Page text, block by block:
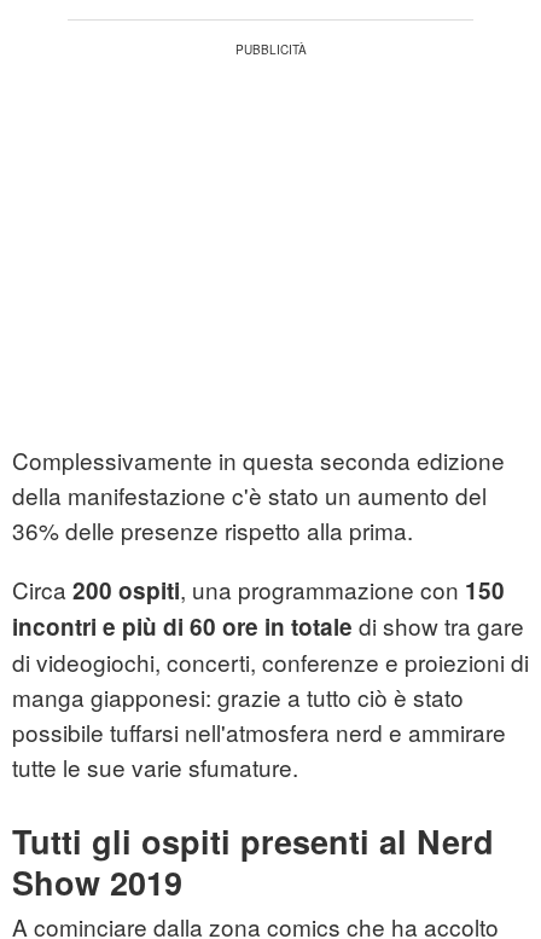
Complessivamente in questa seconda edizione
della manifestazione c'è stato un aumento del
36% delle presenze rispetto alla prima.
Circa 200 ospiti, una programmazione con 150
incontri e più di 60 ore in totale di show tra gare
di videogiochi, concerti, conferenze e proiezioni di
manga giapponesi: grazie a tutto ciò è stato
possibile tuffarsi nell'atmosfera nerd e ammirare
tutte le sue varie sfumature.
Tutti gli ospiti presenti al Nerd
Show 2019
A cominciare dalla zona comics che ha accolto